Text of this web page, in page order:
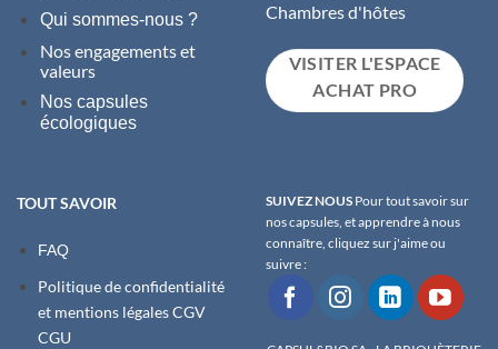
Qui sommes-nous ?
Nos engagements et
valeurs
Nos capsules
écologiques
Chambres d'hôtes
VISITER L'ESPACE
ACHAT PRO
TOUT SAVOIR
FAQ
Politique de confidentialité
et mentions légalesCGV
CGU
SUIVEZ NOUS Pour tout savoir sur
nos capsules, et apprendre à nous
connaître, cliquez sur j'aime ou
suivre :